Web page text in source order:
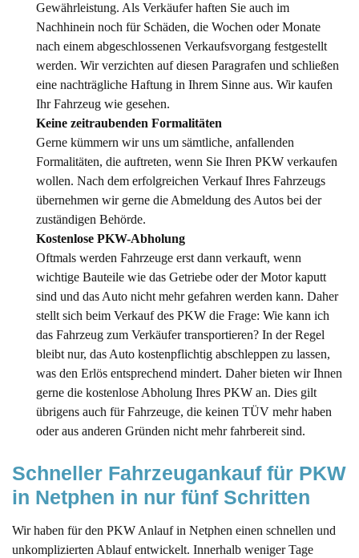
Gewährleistung. Als Verkäufer haften Sie auch im
Nachhinein noch für Schäden, die Wochen oder Monate
nach einem abgeschlossenen Verkaufsvorgang festgestellt
werden. Wir verzichten auf diesen Paragrafen und schließen
eine nachträgliche Haftung in Ihrem Sinne aus. Wir kaufen
Ihr Fahrzeug wie gesehen.
Keine zeitraubenden Formalitäten
Gerne kümmern wir uns um sämtliche, anfallenden
Formalitäten, die auftreten, wenn Sie Ihren PKW verkaufen
wollen. Nach dem erfolgreichen Verkauf Ihres Fahrzeugs
übernehmen wir gerne die Abmeldung des Autos bei der
zuständigen Behörde.
Kostenlose PKW-Abholung
Oftmals werden Fahrzeuge erst dann verkauft, wenn
wichtige Bauteile wie das Getriebe oder der Motor kaputt
sind und das Auto nicht mehr gefahren werden kann. Daher
stellt sich beim Verkauf des PKW die Frage: Wie kann ich
das Fahrzeug zum Verkäufer transportieren? In der Regel
bleibt nur, das Auto kostenpflichtig abschleppen zu lassen,
was den Erlös entsprechend mindert. Daher bieten wir Ihnen
gerne die kostenlose Abholung Ihres PKW an. Dies gilt
übrigens auch für Fahrzeuge, die keinen TÜV mehr haben
oder aus anderen Gründen nicht mehr fahrbereit sind.
Schneller Fahrzeugankauf für PKW
in Netphen in nur fünf Schritten
Wir haben für den PKW Anlauf in Netphen einen schnellen und
unkomplizierten Ablauf entwickelt. Innerhalb weniger Tage